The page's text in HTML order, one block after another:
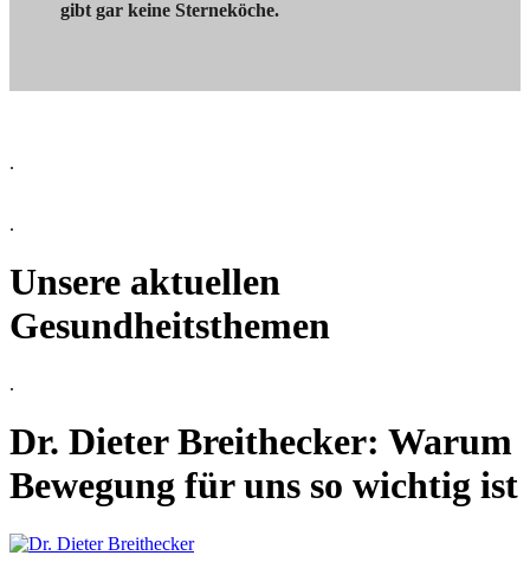
gibt gar keine Sterneköche.
.
.
Unsere aktuellen
Gesundheitsthemen
.
Dr. Dieter Breithecker: Warum
Bewegung für uns so wichtig ist